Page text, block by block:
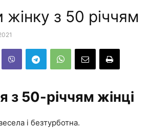
жінку з 50 річчям
з 50-річчям жінці
і безтурботна.